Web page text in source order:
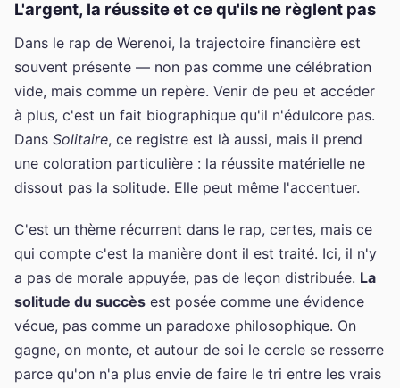
L'argent, la réussite et ce qu'ils ne règlent pas
Dans le rap de Werenoi, la trajectoire financière est
souvent présente — non pas comme une célébration
vide, mais comme un repère. Venir de peu et accéder
à plus, c'est un fait biographique qu'il n'édulcore pas.
Dans Solitaire, ce registre est là aussi, mais il prend
une coloration particulière : la réussite matérielle ne
dissout pas la solitude. Elle peut même l'accentuer.
C'est un thème récurrent dans le rap, certes, mais ce
qui compte c'est la manière dont il est traité. Ici, il n'y
a pas de morale appuyée, pas de leçon distribuée. La
solitude du succès est posée comme une évidence
vécue, pas comme un paradoxe philosophique. On
gagne, on monte, et autour de soi le cercle se resserre
parce qu'on n'a plus envie de faire le tri entre les vrais